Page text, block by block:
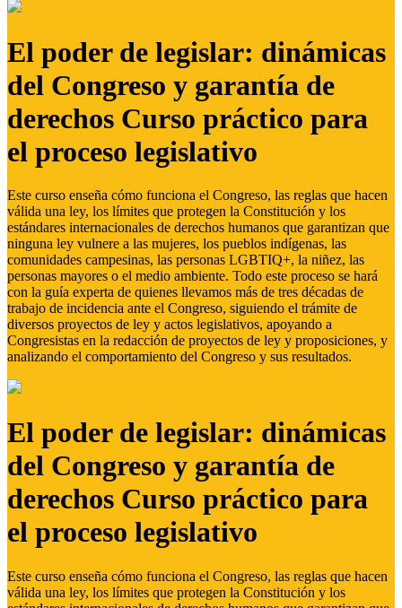
El poder de legislar: dinámicas
del Congreso y garantía de
derechos Curso práctico para
el proceso legislativo
Este curso enseña cómo funciona el Congreso, las reglas que hacen
válida una ley, los límites que protegen la Constitución y los
estándares internacionales de derechos humanos que garantizan que
ninguna ley vulnere a las mujeres, los pueblos indígenas, las
comunidades campesinas, las personas LGBTIQ+, la niñez, las
personas mayores o el medio ambiente. Todo este proceso se hará
con la guía experta de quienes llevamos más de tres décadas de
trabajo de incidencia ante el Congreso, siguiendo el trámite de
diversos proyectos de ley y actos legislativos, apoyando a
Congresistas en la redacción de proyectos de ley y proposiciones, y
analizando el comportamiento del Congreso y sus resultados.
El poder de legislar: dinámicas
del Congreso y garantía de
derechos Curso práctico para
el proceso legislativo
Este curso enseña cómo funciona el Congreso, las reglas que hacen
válida una ley, los límites que protegen la Constitución y los